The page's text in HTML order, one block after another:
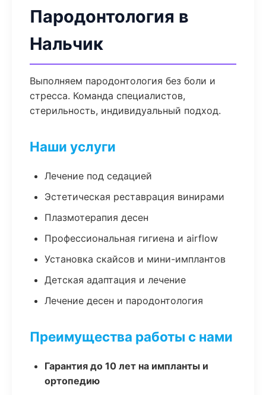
Пародонтология в
Нальчик
Выполняем пародонтология без боли и
стресса. Команда специалистов,
стерильность, индивидуальный подход.
Наши услуги
Лечение под седацией
Эстетическая реставрация винирами
Плазмотерапия десен
Профессиональная гигиена и airflow
Установка скайсов и мини-имплантов
Детская адаптация и лечение
Лечение десен и пародонтология
Преимущества работы с нами
Гарантия до 10 лет на импланты и
ортопедию